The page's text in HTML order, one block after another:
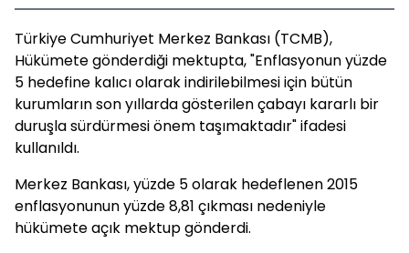
Türkiye Cumhuriyet Merkez Bankası (TCMB),
Hükümete gönderdiği mektupta, "Enflasyonun yüzde
5 hedefine kalıcı olarak indirilebilmesi için bütün
kurumların son yıllarda gösterilen çabayı kararlı bir
duruşla sürdürmesi önem taşımaktadır" ifadesi
kullanıldı.
Merkez Bankası, yüzde 5 olarak hedeflenen 2015
enflasyonunun yüzde 8,81 çıkması nedeniyle
hükümete açık mektup gönderdi.